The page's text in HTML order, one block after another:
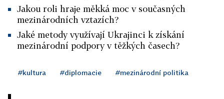
Jakou roli hraje měkká moc v současných
mezinárodních vztazích?
Jaké metody využívají Ukrajinci k získání
mezinárodní podpory v těžkých časech?
#kultura #diplomacie #mezinárodní politika